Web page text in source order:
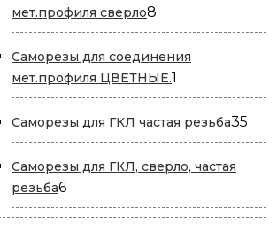
мет.профиля сверло8
товаров
Саморезы для соединения
мет.профиля ЦВЕТНЫЕ.1
товар
Саморезы для ГКЛ частая резьба35
Саморезы для ГКЛ, сверло, частая
резьба66
товаров